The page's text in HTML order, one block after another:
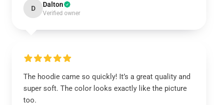
D Dalton
Verified owner
The hoodie came so quickly! It’s a great quality and
super soft. The color looks exactly like the picture
too.